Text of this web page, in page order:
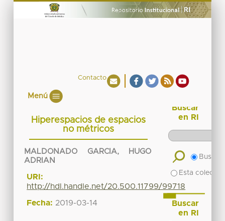
Contacto
Menú
Hiperespacios de espacios
no métricos
MALDONADO GARCIA, HUGO
ADRIAN
URI:
http://hdl.handle.net/20.500.11799/99718
Fecha: 2019-03-14
Buscar
en RI
Buscar
Esta
Buscar
en RI